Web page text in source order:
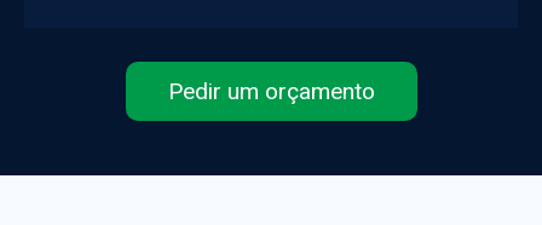
Pedir um orçamento